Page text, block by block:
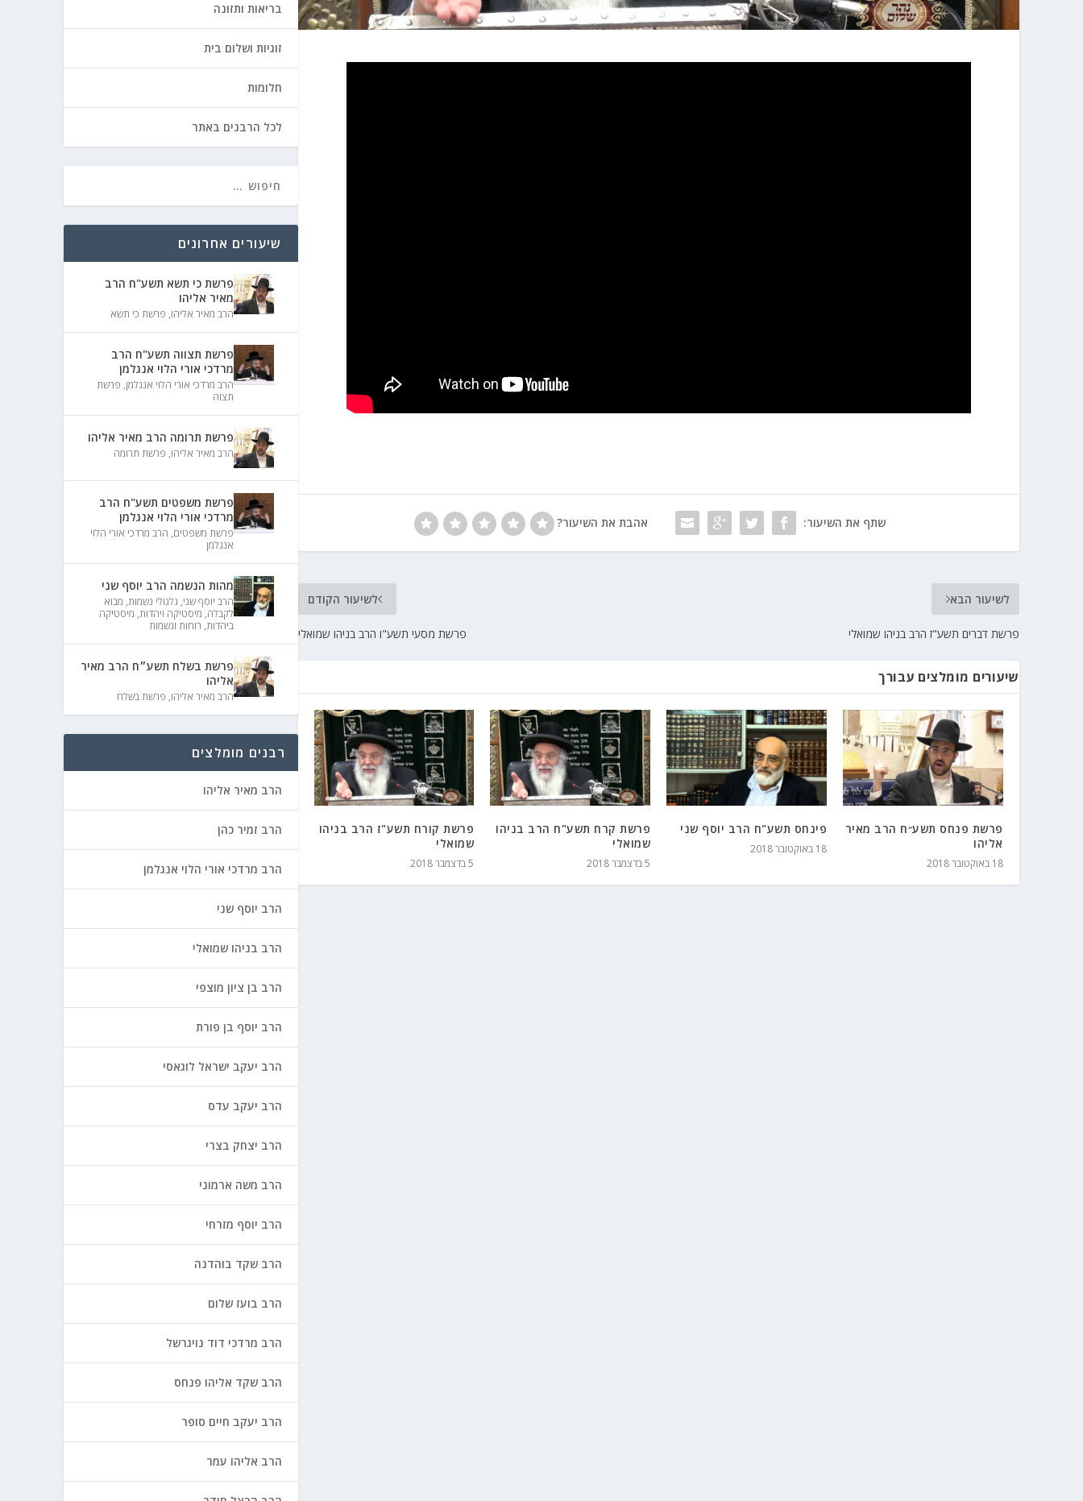
שתף את השיעור: אהבת את השיעור?
לשיעור הקודם
פרשת מסעי תשע"ו הרב בניהו שמואלי
לשיעור הבא
פרשת דברים תשע"ז הרב בניהו שמואלי
שיעורים מומלצים עבורך
פרשת פנחס תשע״ח הרב מאיר
אליהו
18 באוקטובר 2018
פינחס תשע"ח הרב יוסף שני
18 באוקטובר 2018
פרשת קרח תשע"ח הרב בניהו
שמואלי
5 בדצמבר 2018
פרשת קורח תשע"ז הרב בניהו
שמואלי
5 בדצמבר 2018
בריאות ותזונה
זוגיות ושלום בית
חלומות
לכל הרבנים באתר
שיעורים אחרונים
פרשת כי תשא תשע"ח הרב
מאיר אליהו
הרב מאיר אליהו, פרשת כי תשא
פרשת תצווה תשע"ח הרב
מרדכי אורי הלוי אנגלמן
הרב מרדכי אורי הלוי אנגלמן, פרשת
תצוה
פרשת תרומה הרב מאיר אליהו
הרב מאיר אליהו, פרשת תרומה
פרשת משפטים תשע"ח הרב
מרדכי אורי הלוי אנגלמן
פרשת משפטים, הרב מרדכי אורי הלוי
אנגלמן
מהות הנשמה הרב יוסף שני
הרב יוסף שני, גלגולי נשמות, מבוא
לקבלה, מיסטיקה ויהדות, מיסטיקה
ביהדות, רוחות ונשמות
פרשת בשלח תשע״ח הרב מאיר
אליהו
הרב מאיר אליהו, פרשת בשלח
רבנים מומלצים
הרב מאיר אליהו
הרב זמיר כהן
הרב מרדכי אורי הלוי אנגלמן
הרב יוסף שני
הרב בניהו שמואלי
הרב בן ציון מוצפי
הרב יוסף בן פורת
הרב יעקב ישראל לוגאסי
הרב יעקב עדס
הרב יצחק בצרי
הרב משה ארמוני
הרב יוסף מזרחי
הרב שקד בוהדנה
הרב בועז שלום
הרב מרדכי דוד נויגרשל
הרב שקד אליהו פנחס
הרב יעקב חיים סופר
הרב אליהו עמר